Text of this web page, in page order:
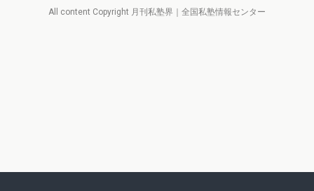
All content Copyright 月刊私塾界｜全国私塾情報センター